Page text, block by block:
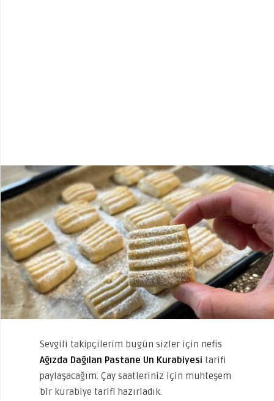
Sevgili takipçilerim bugün sizler için nefis
Ağızda Dağılan Pastane Un Kurabiyesi tarifi
paylaşacağım. Çay saatleriniz için muhteşem
bir kurabiye tarifi hazırladık.